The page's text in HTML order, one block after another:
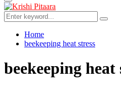
Primary
Menu
Search
for:
Search
Home
beekeeping heat stress
beekeeping heat